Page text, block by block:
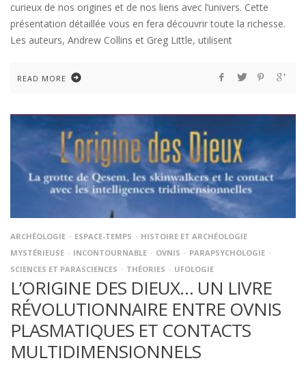
curieux de nos origines et de nos liens avec l’univers. Cette
présentation détaillée vous en fera découvrir toute la richesse.
Les auteurs, Andrew Collins et Greg Little, utilisent
READ MORE
ARCHÉOLOGIE ESPACE-TEMPS
HISTOIRE ET ARCHÉOLOGIE
MYSTÉRIEUSE
INCONTOURNABLE OVNIS
PARAPSYCHOLOGIE
SCIENCES ET PARASCIENCES
THÉORIES UFOLOGIE
L’ORIGINE DES DIEUX… UN LIVRE
RÉVOLUTIONNAIRE ENTRE OVNIS
PLASMATIQUES ET CONTACTS
MULTIDIMENSIONNELS